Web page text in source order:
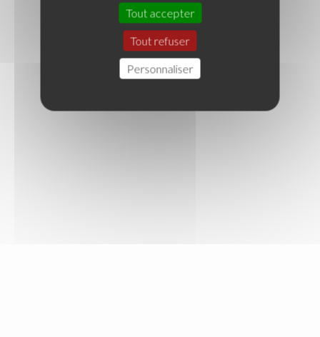
Tout accepter
Tout refuser
Personnaliser